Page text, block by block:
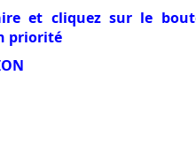
et cliquez sur le
priorité